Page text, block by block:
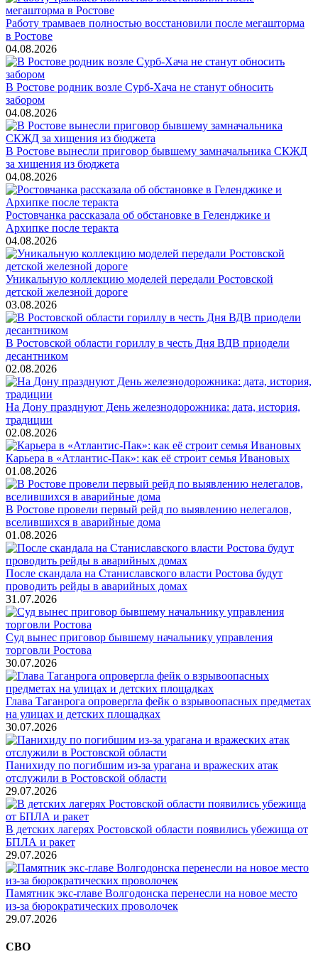
Работу трамваев полностью восстановили после мегашторма
в Ростове
04.08.2026
В Ростове родник возле Сурб-Хача не станут обносить
забором
04.08.2026
В Ростове вынесли приговор бывшему замначальника СКЖД
за хищения из бюджета
04.08.2026
Ростовчанка рассказала об обстановке в Геленджике и
Архипке после теракта
04.08.2026
Уникальную коллекцию моделей передали Ростовской
детской железной дороге
03.08.2026
В Ростовской области гориллу в честь Дня ВДВ приодели
десантником
02.08.2026
На Дону празднуют День железнодорожника: дата, история,
традиции
02.08.2026
Карьера в «Атлантис-Пак»: как её строит семья Ивановых
01.08.2026
В Ростове провели первый рейд по выявлению нелегалов,
вселившихся в аварийные дома
01.08.2026
После скандала на Станиславского власти Ростова будут
проводить рейды в аварийных домах
31.07.2026
Суд вынес приговор бывшему начальнику управления
торговли Ростова
30.07.2026
Глава Таганрога опровергла фейк о взрывоопасных предметах
на улицах и детских площадках
30.07.2026
Панихиду по погибшим из-за урагана и вражеских атак
отслужили в Ростовской области
29.07.2026
В детских лагерях Ростовской области появились убежища от
БПЛА и ракет
29.07.2026
Памятник экс-главе Волгодонска перенесли на новое место
из-за бюрократических проволочек
29.07.2026
СВО